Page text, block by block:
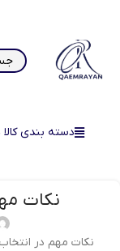
دسته بندی کالا
نکات
نکات مهم در انتخاب